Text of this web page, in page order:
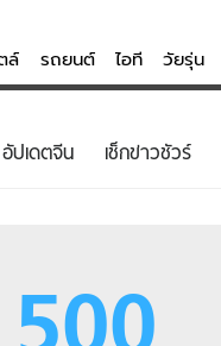
ล์ รถยนต์ ไอที วัยรุ่น
ไลฟ์สไตล์
อัปเดตจีน เช็กข่าวชัวร์
500